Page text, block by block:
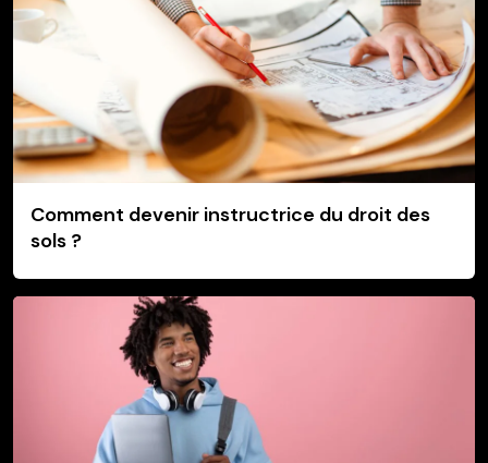
Comment devenir instructrice du droit des
sols ?